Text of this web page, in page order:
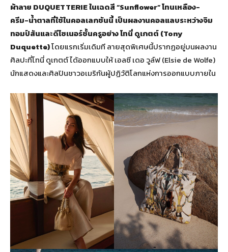
ผ้าลาย DUQUETTERIE ในเฉดสี “Sunflower” โทนเหลือง-
ครีม-น้ำตาลที่ใช้ในคอลเลกชันนี้ เป็นผลงานคอลแลบระหว่างจิม
ทอมป์สันและดีไซเนอร์ชั้นครูอย่าง โทนี่ ดูเกตต์ (Tony
Duquette)โดยแรกเริ่มเดิมที ลายสุดพิเศษนี้ปรากฏอยู่บนผลงาน
ศิลปะที่โทนี่ ดูเกตต์ ได้ออกแบบให้ เอลซี เดอ วูล์ฟ (Elsie de Wolfe)
นักแสดงและศิลปินชาวอเมริกันผู้ปฏิวัติโลกแห่งการออกแบบภายใน